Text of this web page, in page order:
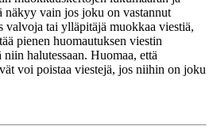
näkyy vain jos joku on vastannut
valvoja tai ylläpitäjä muokkaa viestiä,
pienen huomautuksen viestin
halutessaan. Huomaa, että
voi poistaa viestejä, jos niihin on joku